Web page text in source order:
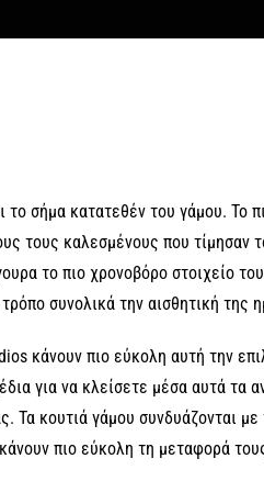
το σήμα κατατεθέν του γάμου. Το
τους καλεσμένους που τίμησαν
το πιο χρονοβόρο στοιχείο
συνολικά την αισθητική της
κάνουν πιο εύκολη αυτή την
για να κλείσετε μέσα αυτά τα
Τα κουτιά γάμου συνδυάζονται με
πιο εύκολη τη μεταφορά